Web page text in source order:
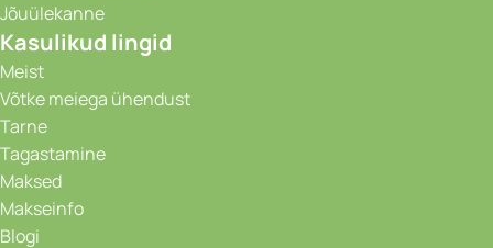
Jõuülekanne
Kasulikud lingid
Meist
Võtke meiega ühendust
Tarne
Tagastamine
Maksed
Makseinfo
Blogi